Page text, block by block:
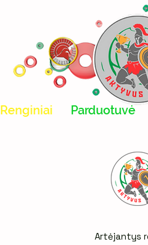
Renginiai Parduotuvė
Artėjantys